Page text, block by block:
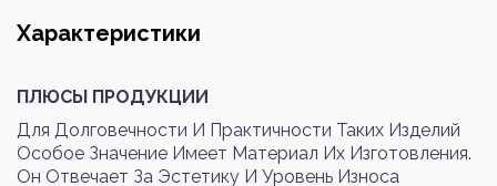
Характеристики
ПЛЮСЫ ПРОДУКЦИИ
Для Долговечности И Практичности Таких Изделий
Особое Значение Имеет Материал Их Изготовления.
Он Отвечает За Эстетику И Уровень Износа
Номер телефона или почта